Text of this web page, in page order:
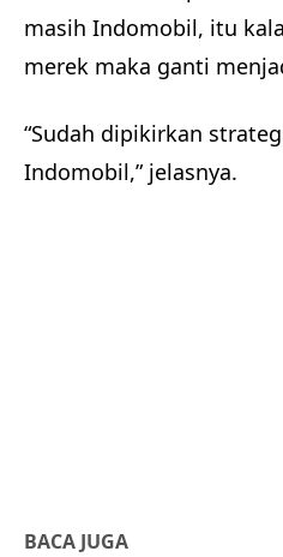
masih Indomobil, itu
merek maka ganti
“Sudah dipikirkan
Indomobil,” jelasnya.
BACA JUGA